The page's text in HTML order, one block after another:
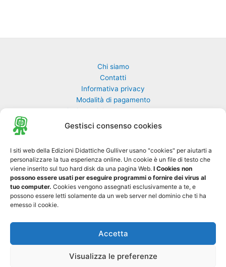
Gestisci consenso cookies
I siti web della Edizioni Didattiche Gulliver usano "cookies" per aiutarti a
personalizzare la tua esperienza online. Un cookie è un file di testo che
viene inserito sul tuo hard disk da una pagina Web. I Cookies non
possono essere usati per eseguire programmi o fornire dei virus al
tuo computer. Cookies vengono assegnati esclusivamente a te, e
possono essere letti solamente da un web server nel dominio che ti ha
emesso il cookie.
Accetta
Visualizza le preferenze
Chi siamo
Contatti
Informativa privacy
Modalità di pagamento
Richiesta rivista non pervenuta
Richiedi una classe di GulliverEdu
Nuovo Gulliver News
Progetto Tre-sei
Copyright © 2026 Edizioni Didattiche Gulliver S.r.l. - Tutti i diritti sono
riservati - P. IVA 01729550697